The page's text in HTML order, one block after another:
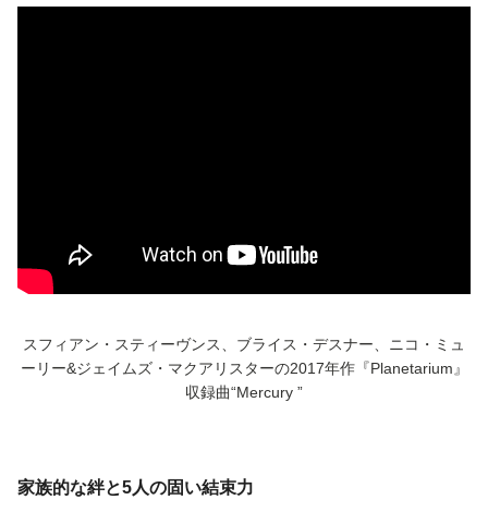
スフィアン・スティーヴンス、ブライス・デスナー、ニコ・ミュ
ーリー&ジェイムズ・マクアリスターの2017年作『Planetarium』
収録曲“Mercury ”
家族的な絆と5人の固い結束力